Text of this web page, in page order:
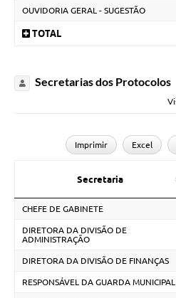
OUVIDORIA GERAL - SUGESTÃO
TOTAL
Secretarias dos Protocolos
Imprimir Excel
Secretaria
CHEFE DE GABINETE
DIRETORA DA DIVISÃO DE
ADMINISTRAÇÃO
DIRETORA DA DIVISÃO DE FINANÇAS
RESPONSÁVEL DA GUARDA MUNICIPAL